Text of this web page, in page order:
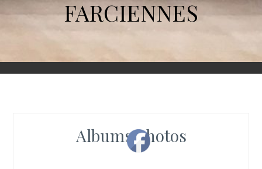
FARCIENNES
Albums photos